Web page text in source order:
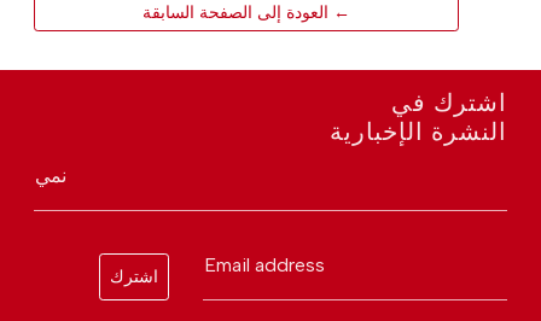
← العودة إلى الصفحة السابقة
اشترك في
النشرة الإخبارية
نمي
Email address
اشترك